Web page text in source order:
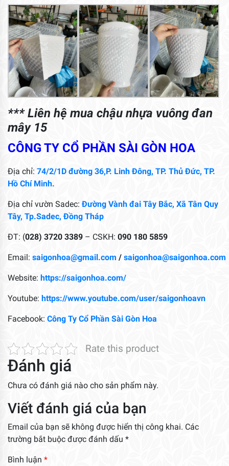
*** Liên hệ mua chậu nhựa vuông đan
mây 15
CÔNG TY CỔ PHẦN SÀI GÒN HOA
Địa chỉ: 74/2/1D đường 36,P. Linh Đông, TP. Thủ Đức, TP.
Hồ Chí Minh.
Địa chỉ vườn Sadec:Đường Vành đai Tây Bắc, Xã Tân Quy
Tây, Tp.Sadec, Đồng Tháp
ĐT: (028) 3720 3389 – CSKH: 090 180 5859
Email: saigonhoa@gmail.com / saigonhoa@saigonhoa.com
Website: https://saigonhoa.com/
Youtube: https://www.youtube.com/user/saigonhoavn
Facebook: Công Ty Cổ Phần Sài Gòn Hoa
Rate this product
Đánh giá
Chưa có đánh giá nào cho sản phẩm này.
Viết đánh giá của bạn
Email của bạn sẽ không được hiển thị công khai. Các
trường bắt buộc được đánh dấu *
Bình luận *